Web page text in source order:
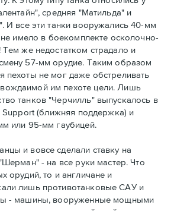
средняя "Матильда" и
И все эти танки вооружались 40-мм
имело в боекомплекте осколочно-
же недостатком страдало и
57-мм орудие. Таким образом
пехоты не мог даже обстреливать
им пехоте цели. Лишь
танков "Черчилль" выпускалось в
Support (ближняя поддержка) и
или 95-мм гаубицей.
и вовсе сделали ставку на
- на все руки мастер. Что
орудий, то и англичане и
лишь противотанковые САУ и
- машины, вооруженные мощными